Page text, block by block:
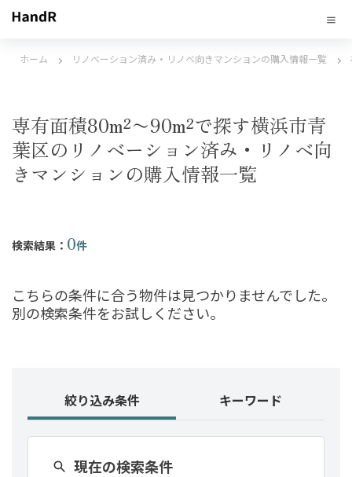
ホーム リノベーション済み・リノベ向きマンションの購入情報一覧
専有面積80m²〜90m²で探す横浜市青
葉区のリノベーション済み・リノベ向
きマンションの購入情報一覧
検索結果： 0件
こちらの条件に合う物件は見つかりませんでした。
別の検索条件をお試しください。
絞り込み条件 キーワード
現在の検索条件